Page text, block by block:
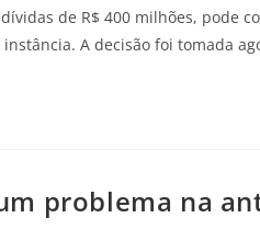
de R$ 400 milhões, pode
A decisão foi tomada
problema na